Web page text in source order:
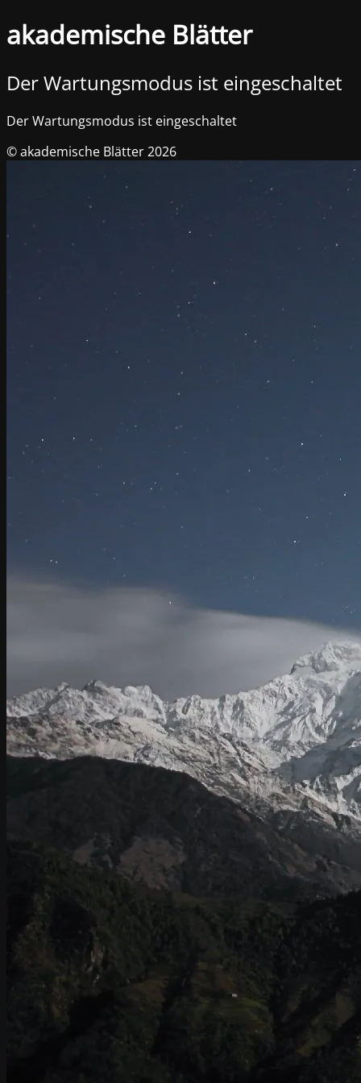
akademische Blätter
Der Wartungsmodus ist eingeschaltet
Der Wartungsmodus ist eingeschaltet
© akademische Blätter 2026